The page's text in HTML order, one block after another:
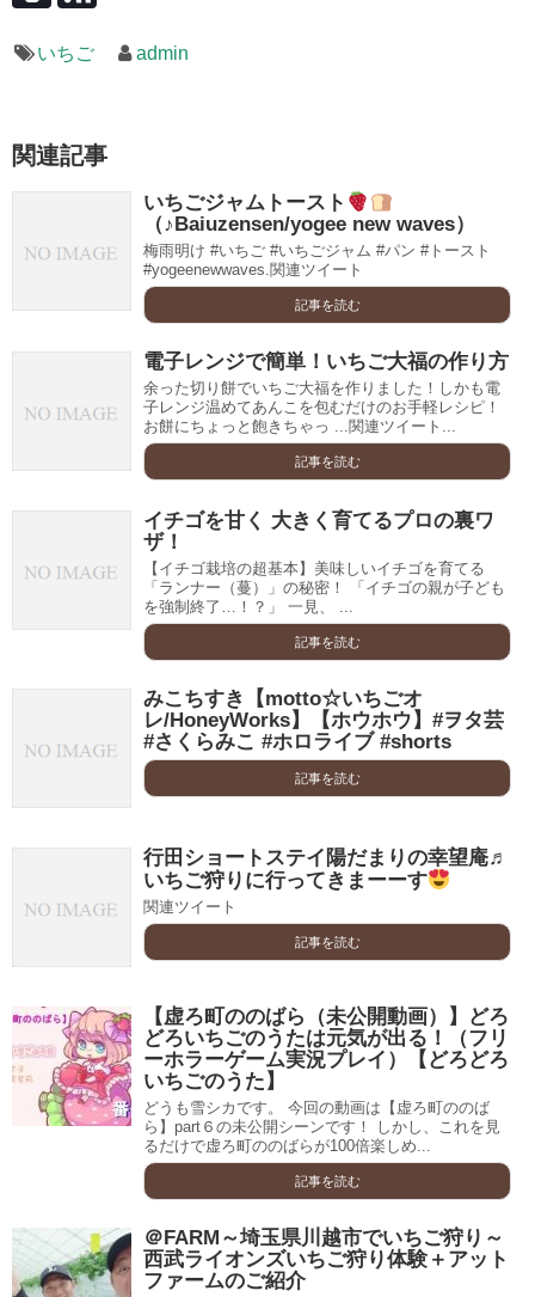
いちご admin
関連記事
いちごジャムトースト
（♪Baiuzensen/yogee new waves）
梅雨明け #いちご #いちごジャム #パン #トースト
#yogeenewwaves.関連ツイート
記事を読む
電子レンジで簡単！いちご大福の作り方
余った切り餅でいちご大福を作りました！しかも電
子レンジ温めてあんこを包むだけのお手軽レシピ！
お餅にちょっと飽きちゃっ ...関連ツイート...
記事を読む
イチゴを甘く 大きく育てるプロの裏ワ
ザ！
【イチゴ栽培の超基本】美味しいイチゴを育てる
「ランナー（蔓）」の秘密！ 「イチゴの親が子ども
を強制終了…！？」 一見、 ...
記事を読む
みこちすき【motto☆いちごオ
レ/HoneyWorks】【ホウホウ】#ヲタ芸
#さくらみこ #ホロライブ #shorts
記事を読む
行田ショートステイ陽だまりの幸望庵♬
いちご狩りに行ってきまーーす
関連ツイート
記事を読む
【虚ろ町ののばら（未公開動画）】どろ
どろいちごのうたは元気が出る！（フリ
ーホラーゲーム実況プレイ）【どろどろ
いちごのうた】
どうも雪シカです。 今回の動画は【虚ろ町ののば
ら】part６の未公開シーンです！ しかし、これを見
るだけで虚ろ町ののばらが100倍楽しめ...
記事を読む
＠FARM～埼玉県川越市でいちご狩り～
西武ライオンズいちご狩り体験＋アット
ファームのご紹介